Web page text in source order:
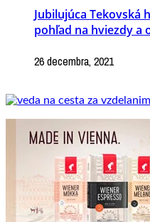
Jubilujúca Tekovská
pohľad na hviezdy a
26 decembra, 2021